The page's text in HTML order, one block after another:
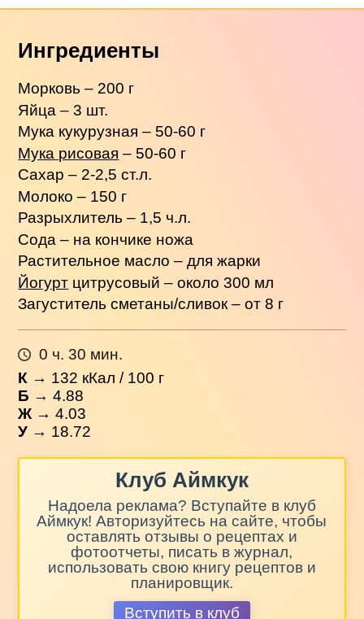
Ингредиенты
Морковь – 200 г
Яйца – 3 шт.
Мука кукурузная – 50-60 г
Мука рисовая – 50-60 г
Сахар – 2-2,5 ст.л.
Молоко – 150 г
Разрыхлитель – 1,5 ч.л.
Сода – на кончике ножа
Растительное масло – для жарки
Йогурт цитрусовый – около 300 мл
Загуститель сметаны/сливок – от 8 г
0 ч. 30 мин.
К → 132 кКал / 100 г
Б → 4.88
Ж → 4.03
У → 18.72
Клуб Аймкук
Надоела реклама? Вступайте в клуб
Аймкук! Авторизуйтесь на сайте, чтобы
оставлять отзывы о рецептах и
фотоотчеты, писать в журнал,
использовать свою книгу рецептов и
планировщик.
Вступить в клуб